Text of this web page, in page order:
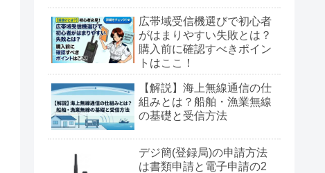
広帯域受信機選びで初心者
がはまりやすい失敗とは？
購入前に確認すべきポイン
トはここ！
【解説】海上無線通信の仕
組みとは？船舶・漁業無線
の基礎と受信方法
デジ簡(登録局)の申請方法
は書類申請と電子申請の2